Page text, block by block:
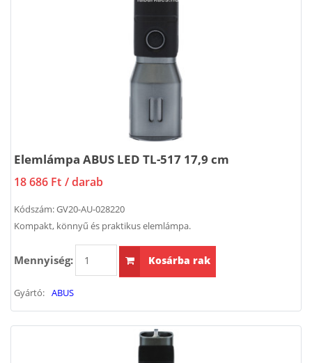
Elemlámpa ABUS LED TL-517 17,9 cm
18 686 Ft / darab
Kódszám:GV20-AU-028220
Kompakt, könnyű és praktikus elemlámpa.
Mennyiség: Kosárba rak
Gyártó: ABUS